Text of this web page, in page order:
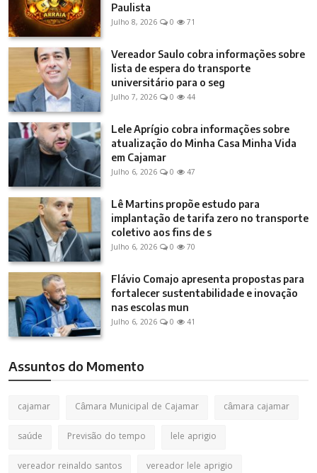
Paulista
Julho 8, 2026 0 71
Vereador Saulo cobra informações sobre
lista de espera do transporte
universitário para o seg
Julho 7, 2026 0 44
Lele Aprígio cobra informações sobre
atualização do Minha Casa Minha Vida
em Cajamar
Julho 6, 2026 0 47
Lê Martins propõe estudo para
implantação de tarifa zero no transporte
coletivo aos fins de s
Julho 6, 2026 0 70
Flávio Comajo apresenta propostas para
fortalecer sustentabilidade e inovação
nas escolas mun
Julho 6, 2026 0 41
Assuntos do Momento
cajamar Câmara Municipal de Cajamar
câmara cajamar
saúde
Previsão do tempo
lele aprigio
vereador reinaldo santos
vereador lele aprigio